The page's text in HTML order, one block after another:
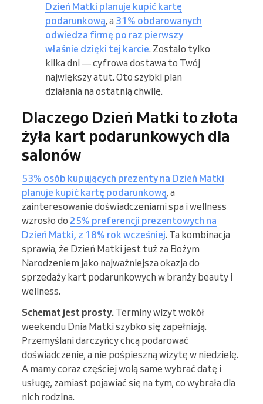
Dzień Matki planuje kupić kartę
podarunkową, a 31% obdarowanych
odwiedza firmę po raz pierwszy
właśnie dzięki tej karcie. Zostało tylko
kilka dni — cyfrowa dostawa to Twój
największy atut. Oto szybki plan
działania na ostatnią chwilę.
Dlaczego Dzień Matki to złota
żyła kart podarunkowych dla
salonów
53% osób kupujących prezenty na Dzień Matki
planuje kupić kartę podarunkową, a
zainteresowanie doświadczeniami spa i wellness
wzrosło do 25% preferencji prezentowych na
Dzień Matki, z 18% rok wcześniej. Ta kombinacja
sprawia, że Dzień Matki jest tuż za Bożym
Narodzeniem jako najważniejsza okazja do
sprzedaży kart podarunkowych w branży beauty i
wellness.
Schemat jest prosty. Terminy wizyt wokół
weekendu Dnia Matki szybko się zapełniają.
Przemyślani darczyńcy chcą podarować
doświadczenie, a nie pośpieszną wizytę w niedzielę.
A mamy coraz częściej wolą same wybrać datę i
usługę, zamiast pojawiać się na tym, co wybrała dla
nich rodzina.